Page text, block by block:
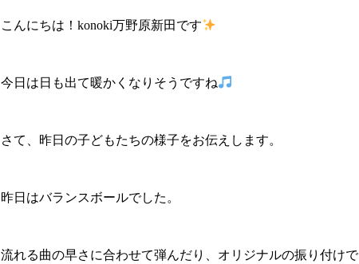
こんにちは！konoki万野原新田です
今日は日も出て暖かくなりそうですね
さて、昨日の子どもたちの様子をお伝えします。
昨日はバランスボールでした。
流れる曲の早さに合わせて弾んだり、オリジナルの振り付けで